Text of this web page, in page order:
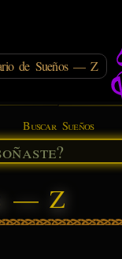
de Sueños — Z
Buscar Sueños
— Z